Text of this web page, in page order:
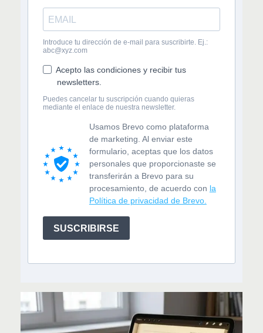
Introduce tu dirección de e-mail para suscribirte. Ej.:
abc@xyz.com
Acepto las condiciones y recibir tus
newsletters.
Puedes cancelar tu suscripción cuando quieras
mediante el enlace de nuestra newsletter.
Usamos Brevo como plataforma
de marketing. Al enviar este
formulario, aceptas que los datos
personales que proporcionaste se
transferirán a Brevo para su
procesamiento, de acuerdo con la
Política de privacidad de Brevo.
SUSCRIBIRSE